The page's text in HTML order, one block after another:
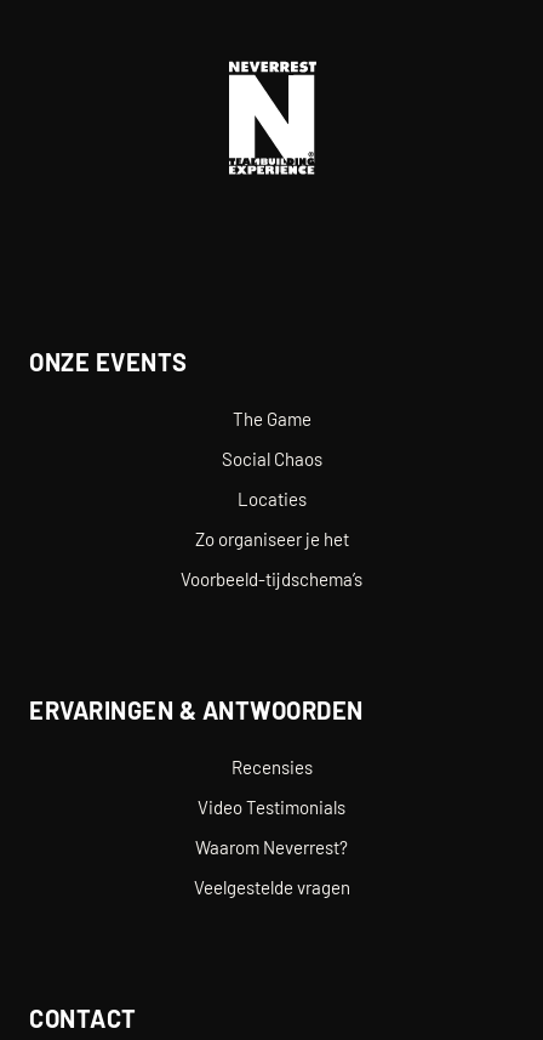
ONZE EVENTS
The Game
Social Chaos
Locaties
Zo organiseer je het
Voorbeeld-tijdschema’s
ERVARINGEN & ANTWOORDEN
Recensies
Video Testimonials
Waarom Neverrest?
Veelgestelde vragen
CONTACT